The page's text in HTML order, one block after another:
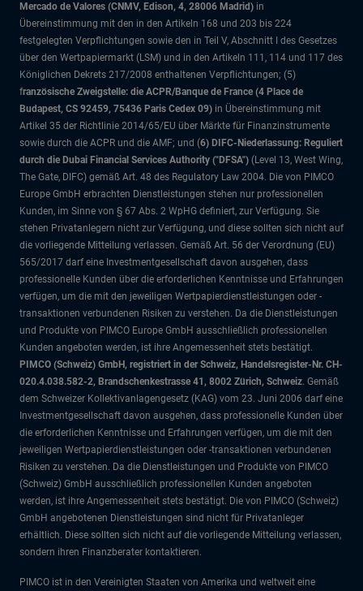
Mercado de Valores (CNMV, Edison, 4, 28006 Madrid) in
Übereinstimmung mit den in den Artikeln 168 und 203 bis 224
festgelegten Verpflichtungen sowie den in Teil V, Abschnitt I des Gesetzes
über den Wertpapiermarkt (LSM) und in den Artikeln 111, 114 und 117 des
Königlichen Dekrets 217/2008 enthaltenen Verpflichtungen; (5)
französische Zweigstelle: die ACPR/Banque de France (4 Place de
Budapest, CS 92459, 75436 Paris Cedex 09) in Übereinstimmung mit
Artikel 35 der Richtlinie 2014/65/EU über Märkte für Finanzinstrumente
sowie durch die ACPR und die AMF; und (6) DIFC-Niederlassung: Reguliert
durch die Dubai Financial Services Authority ("DFSA") (Level 13, West Wing,
The Gate, DIFC) gemäß Art. 48 des Regulatory Law 2004. Die von PIMCO
Europe GmbH erbrachten Dienstleistungen stehen nur professionellen
Kunden, im Sinne von § 67 Abs. 2 WpHG definiert, zur Verfügung. Sie
stehen Privatanlegern nicht zur Verfügung, und diese sollten sich nicht auf
die vorliegende Mitteilung verlassen. Gemäß Art. 56 der Verordnung (EU)
565/2017 darf eine Investmentgesellschaft davon ausgehen, dass
professionelle Kunden über die erforderlichen Kenntnisse und Erfahrungen
verfügen, um die mit den jeweiligen Wertpapierdienstleistungen oder -
transaktionen verbundenen Risiken zu verstehen. Da die Dienstleistungen
und Produkte von PIMCO Europe GmbH ausschließlich professionellen
Kunden angeboten werden, ist ihre Angemessenheit stets bestätigt.
PIMCO (Schweiz) GmbH, registriert in der Schweiz, Handelsregister-Nr. CH-
020.4.038.582-2, Brandschenkestrasse 41, 8002 Zürich, Schweiz. Gemäß
dem Schweizer Kollektivanlagengesetz (KAG) vom 23. Juni 2006 darf eine
Investmentgesellschaft davon ausgehen, dass professionelle Kunden über
die erforderlichen Kenntnisse und Erfahrungen verfügen, um die mit den
jeweiligen Wertpapierdienstleistungen oder -transaktionen verbundenen
Risiken zu verstehen. Da die Dienstleistungen und Produkte von PIMCO
(Schweiz) GmbH ausschließlich professionellen Kunden angeboten
werden, ist ihre Angemessenheit stets bestätigt. Die von PIMCO (Schweiz)
GmbH angebotenen Dienstleistungen sind nicht für Privatanleger
erhältlich. Diese sollten sich nicht auf die vorliegende Mitteilung verlassen,
sondern ihren Finanzberater kontaktieren.
PIMCO ist in den Vereinigten Staaten von Amerika und weltweit eine